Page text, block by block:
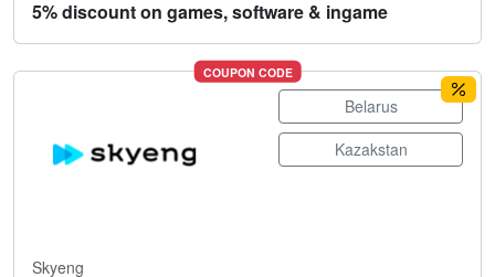
5% discount on games, software & ingame
COUPON CODE
Belarus
Kazakstan
Skyeng